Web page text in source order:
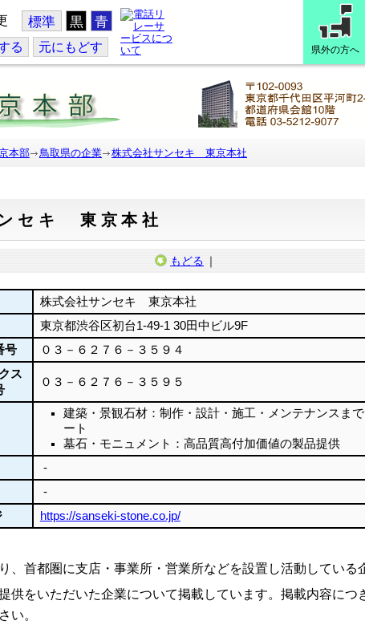
標準 黒 青
る 元にもどす 県外の方へ
本部 鳥取県の企業 株式会社サンセキ 東京本社
セキ 東京本社
もどる ｜
株式会社サンセキ 東京本社
東京都渋谷区初台1-49-1 30田中ビル9F
号
０３－６２７６－３５９４
ス
０３－６２７６－３５９５
建築・景観石材：制作・設計・施工・メンテナンスま
ート
墓石・モニュメント：高品質高付加価値の製品提供
-
-
https://sanseki-stone.co.jp/
、首都圏に支店・事業所・営業所などを設置し活動している
供をいただいた企業について掲載しています。掲載内容につ
い。